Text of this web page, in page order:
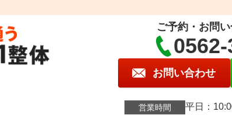
ご予約・お問
お問い合わせ
営業時間
平日：